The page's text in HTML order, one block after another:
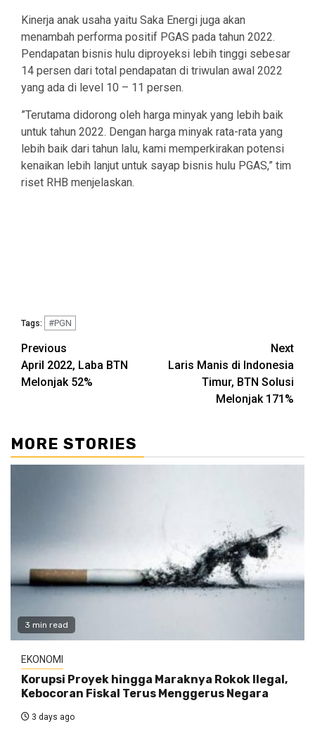
Kinerja anak usaha yaitu Saka Energi juga akan
menambah performa positif PGAS pada tahun 2022.
Pendapatan bisnis hulu diproyeksi lebih tinggi sebesar
14 persen dari total pendapatan di triwulan awal 2022
yang ada di level 10 – 11 persen.
”Terutama didorong oleh harga minyak yang lebih baik
untuk tahun 2022. Dengan harga minyak rata-rata yang
lebih baik dari tahun lalu, kami memperkirakan potensi
kenaikan lebih lanjut untuk sayap bisnis hulu PGAS,” tim
riset RHB menjelaskan.
Tags: #PGN
Continue
Reading
Previous
April 2022, Laba BTN
Melonjak 52%
Next
Laris Manis di Indonesia
Timur, BTN Solusi
Melonjak 171%
MORE STORIES
3 min read
EKONOMI
Korupsi Proyek hingga Maraknya Rokok Ilegal,
Kebocoran Fiskal Terus Menggerus Negara
3 days ago